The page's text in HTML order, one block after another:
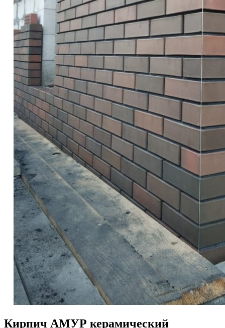
Кирпич АМУР керамический